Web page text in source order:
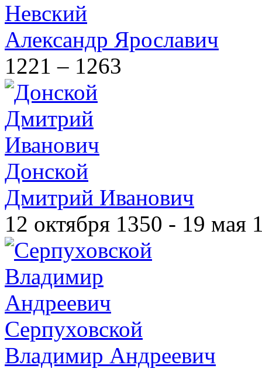
Невский
Александр Ярославич
1221 – 1263
Донской
Дмитрий Иванович
12 октября 1350 - 19 мая
Серпуховской
Владимир Андреевич